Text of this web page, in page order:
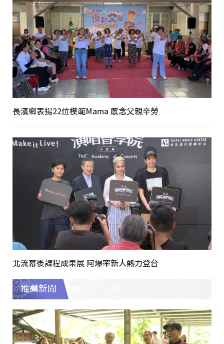
長濱鄉表揚22位模範Mama 感念父親辛勞
北流幕後課程成果展 阿爆率新人熱力登台
推薦新聞